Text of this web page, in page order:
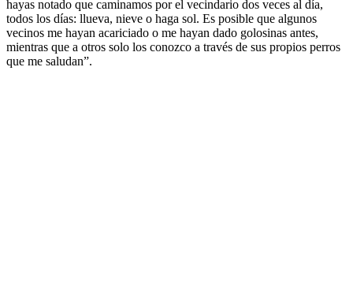
hayas notado que caminamos por el vecindario dos veces al día,
todos los días: llueva, nieve o haga sol. Es posible que algunos
vecinos me hayan acariciado o me hayan dado golosinas antes,
mientras que a otros solo los conozco a través de sus propios perros
que me saludan”.